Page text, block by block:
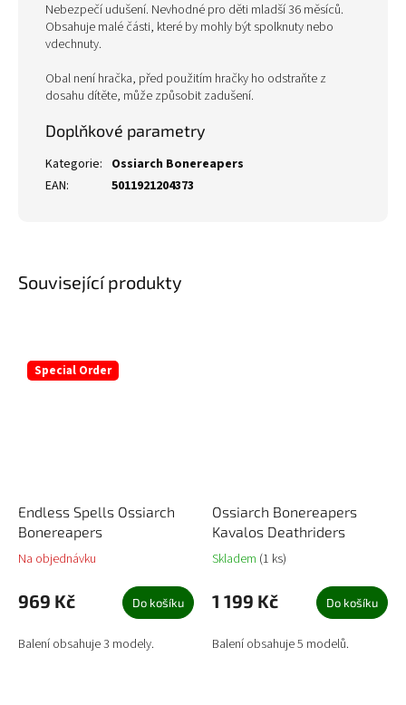
Související produkty
Special Order
Endless Spells Ossiarch
Bonereapers
Na objednávku
969 Kč Do košíku
Balení obsahuje 3 modely.
Ossiarch Bonereapers
Kavalos Deathriders
Skladem (1 ks)
1 199 Kč Do košíku
Balení obsahuje 5 modelů.
Nebezpečí udušení. Nevhodné pro děti mladší 36 měsíců.
Obsahuje malé části, které by mohly být spolknuty nebo
vdechnuty.
Obal není hračka, před použitím hračky ho odstraňte z
dosahu dítěte, může způsobit zadušení.
Doplňkové parametry
Kategorie: Ossiarch Bonereapers
EAN: 5011921204373